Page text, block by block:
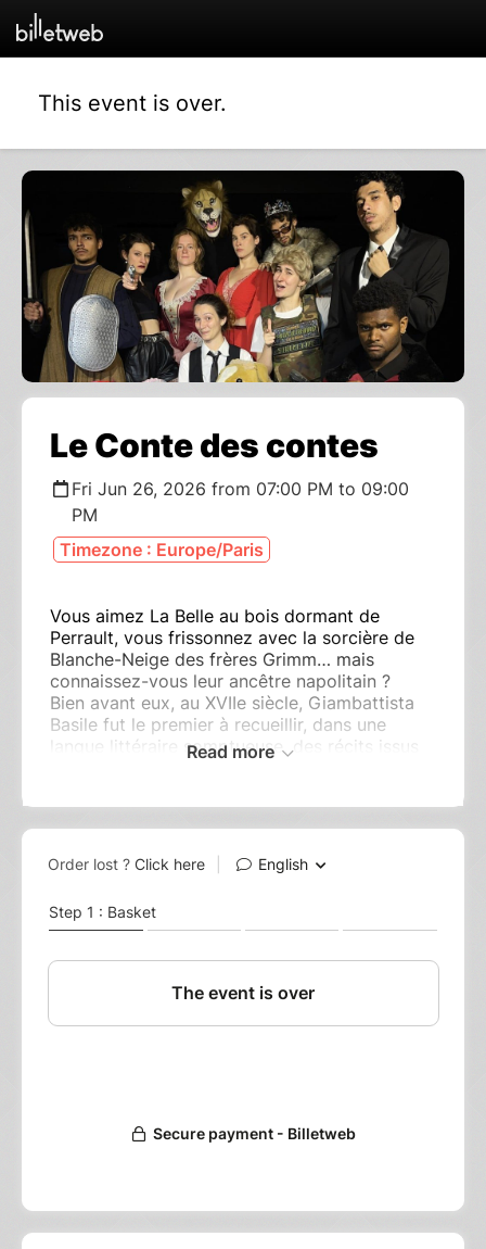
This event is over.
Le Conte des contes
Fri Jun 26, 2026 from 07:00 PM to 09:00
PM
Timezone : Europe/Paris
Vous aimez La Belle au bois dormant de
Perrault, vous frissonnez avec la sorcière de
Blanche-Neige des frères Grimm… mais
connaissez-vous leur ancêtre napolitain ?
Bien avant eux, au XVIIe siècle, Giambattista
Basile fut le premier à recueillir, dans une
langue littéraire somptueuse, des récits issus
branches de myrte qui se transforment en
princesses, à des fées au fou rire contagieux,
à des ogres gourmands et ivres et à toute une
galerie de personnages féroces, tendres ou
À la fois baroque, tragique, merveilleux et
est une mine d’or théâtrale.
Dans une mise en scène inventive, les
étudiants comédiens du Conservatoire
partagent quelques-uns de ces contes.
Read more